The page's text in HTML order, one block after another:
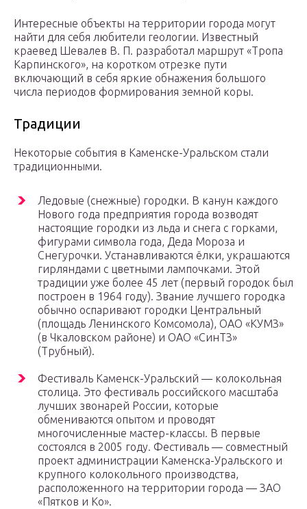
Интересные объекты на территории города могут
найти для себя любители геологии. Известный
краевед Шевалев В. П. разработал маршрут «Тропа
Карпинского», на коротком отрезке пути
включающий в себя яркие обнажения большого
числа периодов формирования земной коры.
Традиции
Некоторые события в Каменске-Уральском стали
традиционными.
Ледовые (снежные) городки. В канун каждого
Нового года предприятия города возводят
настоящие городки из льда и снега с горками,
фигурами символа года, Деда Мороза и
Снегурочки. Устанавливаются ёлки, украшаются
гирляндами с цветными лампочками. Этой
традиции уже более 45 лет (первый городок был
построен в 1964 году). Звание лучшего городка
обычно оспаривают городки Центральный
(площадь Ленинского Комсомола), ОАО «КУМЗ»
(в Чкаловском районе) и ОАО «СинТЗ»
(Трубный).
Фестиваль Каменск-Уральский — колокольная
столица. Это фестиваль российского масштаба
лучших звонарей России, которые
обмениваются опытом и проводят
многочисленные мастер-классы. В первые
состоялся в 2005 году. Фестиваль — совместный
проект администрации Каменска-Уральского и
крупного колокольного производства,
расположенного на территории города — ЗАО
«Пятков и Ко».